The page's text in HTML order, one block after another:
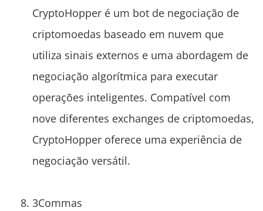
CryptoHopper é um bot de negociação de
criptomoedas baseado em nuvem que
utiliza sinais externos e uma abordagem de
negociação algorítmica para executar
operações inteligentes. Compatível com
nove diferentes exchanges de criptomoedas,
CryptoHopper oferece uma experiência de
negociação versátil.
3Commas